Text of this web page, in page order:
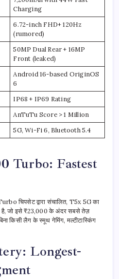
Charging
6.72-inch FHD+ 120Hz
(rumored)
50MP Dual Rear + 16MP
Front (leaked)
Android 16-based OriginOS
6
IP68 + IP69 Rating
AnTuTu Score > 1 Million
5G, Wi-Fi 6, Bluetooth 5.4
Turbo: Fastest
चिपसेट द्वारा संचालित, T5x 5G का
है, जो इसे ₹23,000 के अंदर सबसे तेज़
किसी लैग के स्मूथ गेमिंग, मल्टीटास्किंग
Longest-